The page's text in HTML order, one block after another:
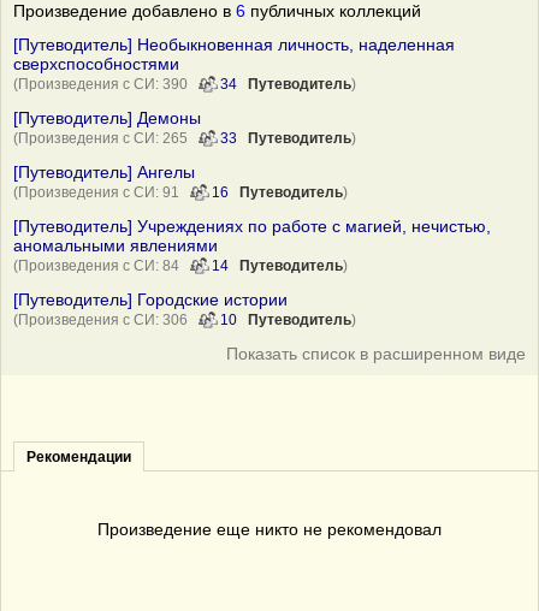
Произведение добавлено в 6 публичных коллекций
[Путеводитель] Необыкновенная личность, наделенная
сверхспособностями
(Произведения с СИ: 390 34 Путеводитель)
[Путеводитель] Демоны
(Произведения с СИ: 265 33 Путеводитель)
[Путеводитель] Ангелы
(Произведения с СИ: 91 16 Путеводитель)
[Путеводитель] Учреждениях по работе с магией, нечистью,
аномальными явлениями
(Произведения с СИ: 84 14 Путеводитель)
[Путеводитель] Городские истории
(Произведения с СИ: 306 10 Путеводитель)
Показать список в расширенном виде
Рекомендации
Произведение еще никто не рекомендовал